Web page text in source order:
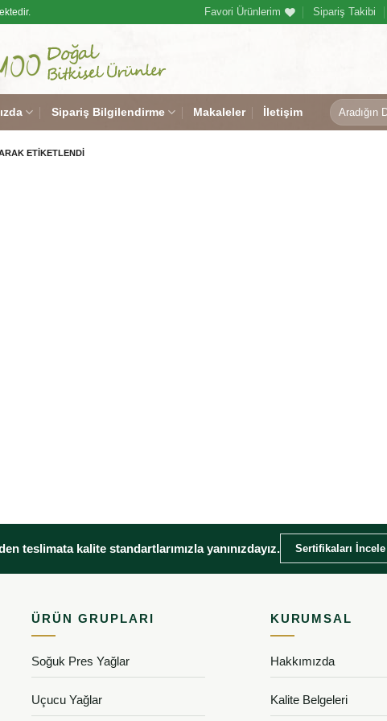
Favori Ürünlerim Sipariş Takibi
Sipariş Bilgilendirme Makaleler İletişim
Ara:
ETIKETLENDI
teslimata kalite standartlarımızla yanınızdayız. Sertifikaları İncele
ÜRÜN GRUPLARI
Soğuk Pres Yağlar
Uçucu Yağlar
KURUMSAL
Hakkımızda
Kalite Belgeleri